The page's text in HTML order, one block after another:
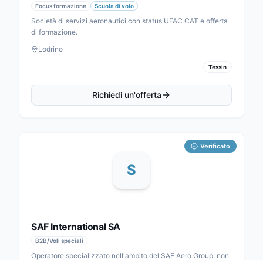
Focus formazione Scuola di volo
Società di servizi aeronautici con status UFAC CAT e offerta
di formazione.
Lodrino
Tessin
Richiedi un'offerta
S
Verificato
SAF International SA
B2B/Voli speciali
Operatore specializzato nell'ambito del SAF Aero Group; non